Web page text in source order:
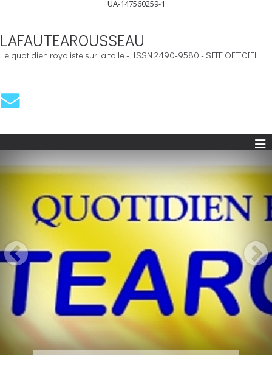
UA-147560259-1
LAFAUTEAROUSSEAU
Le quotidien royaliste sur la toile - ISSN 2490-9580 - SITE OFFICIEL